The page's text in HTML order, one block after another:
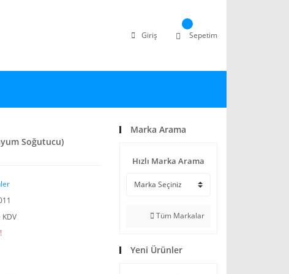
Giriş Sepetim
Soğutucu)
Marka Arama
Hızlı Marka Arama
Tüm Markalar
Yeni Ürünler